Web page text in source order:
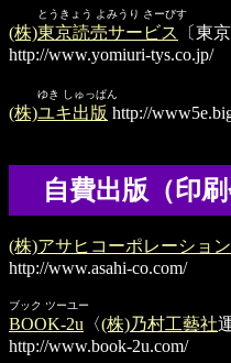
とうきょう よみうり さーびす
(株)東京読売サービス
〔東
http://www.yomiuri-tys.co.jp/
ゆき しゅっぱん
(株)ユキ出版 http://
自費出版（印刷
(株)アサヒコーポレーション
http://www.asahi-co.com/
ブック ツーユー
BOOK-2u 〈(株)乃村工藝社
http://www.book-2u.com/